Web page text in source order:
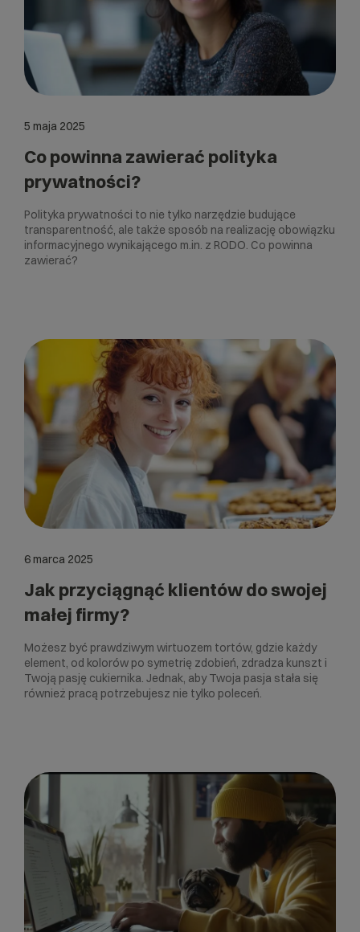
5 maja 2025
Co powinna zawierać polityka
prywatności?
Polityka prywatności to nie tylko narzędzie budujące
transparentność, ale także sposób na realizację obowiązku
informacyjnego wynikającego m.in. z RODO. Co powinna
zawierać?
6 marca 2025
Jak przyciągnąć klientów do swojej
małej firmy?
Możesz być prawdziwym wirtuozem tortów, gdzie każdy
element, od kolorów po symetrię zdobień, zdradza kunszt i
Twoją pasję cukiernika. Jednak, aby Twoja pasja stała się
również pracą potrzebujesz nie tylko poleceń.